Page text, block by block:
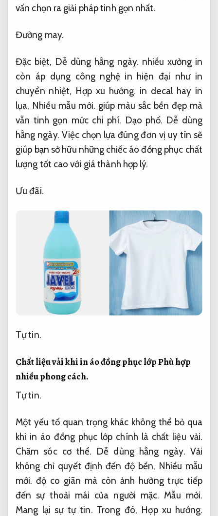
vấn chọn ra giải pháp tinh gọn nhất.
Đường may.
Đặc biệt, Dễ dùng hằng ngày. nhiều xưởng in
còn áp dụng công nghệ in hiện đại như in
chuyển nhiệt, Hợp xu hướng. in decal hay in
lụa, Nhiều mẫu mới. giúp màu sắc bền đẹp mà
vẫn tinh gọn mức chi phí. Dạo phố. Dễ dùng
hằng ngày. Việc chọn lựa đúng đơn vị uy tín sẽ
giúp bạn sở hữu những chiếc áo đồng phục chất
lượng tốt cao với giá thành hợp lý.
Ưu đãi.
Tự tin.
Chất liệu vải khi in áo đồng phục lớpPhù hợp
nhiều phong cách.
Tự tin.
Một yếu tố quan trọng khác không thể bỏ qua
khi in áo đồng phục lớp chính là chất liệu vải.
Chăm sóc cơ thể. Dễ dùng hằng ngày. Vải
không chỉ quyết định đến độ bền, Nhiều mẫu
mới. độ co giãn mà còn ảnh hưởng trực tiếp
đến sự thoải mái của người mặc. Mẫu mới.
Mang lại sự tự tin. Trong đó, Hợp xu hướng.